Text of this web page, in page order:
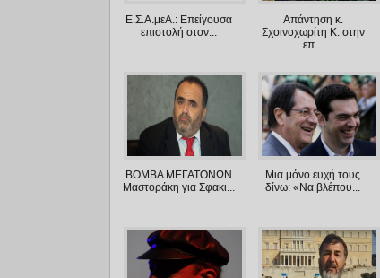
Ε.Σ.Α.μεΑ.: Επείγουσα
επιστολή στον...
Απάντηση κ.
Σχοινοχωρίτη Κ. στην
επ...
ΒΟΜΒΑ ΜΕΓΑΤΟΝΩΝ
Μαστοράκη για Σφακι...
Μια μόνο ευχή τους
δίνω: «Να βλέπου...